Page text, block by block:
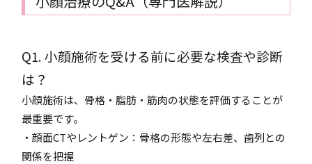
Q1. 小顔施術を受ける前に必要な検査や診断
は？
小顔施術は、骨格・脂肪・筋肉の状態を評価することが
最重要です。
・顔面CTやレントゲン：骨格の形態や左右差、歯列との
関係を把握